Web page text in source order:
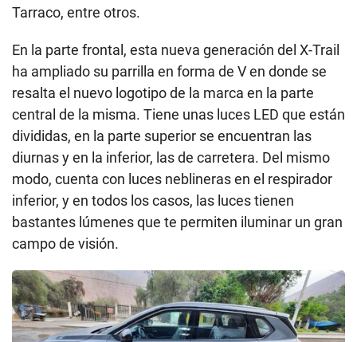
Tarraco, entre otros.
En la parte frontal, esta nueva generación del X-Trail
ha ampliado su parrilla en forma de V en donde se
resalta el nuevo logotipo de la marca en la parte
central de la misma. Tiene unas luces LED que están
divididas, en la parte superior se encuentran las
diurnas y en la inferior, las de carretera. Del mismo
modo, cuenta con luces neblineras en el respirador
inferior, y en todos los casos, las luces tienen
bastantes lúmenes que te permiten iluminar un gran
campo de visión.